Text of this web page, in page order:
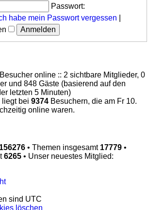
Passwort:
habe mein Passwort vergessen
Besucher online :: 2 sichtbare Mitglieder, 0
und 848 Gäste (basierend auf den
letzten 5 Minuten)
liegt bei 9374 Besuchern, die am Fr 10.
online waren.
156276 • Themen insgesamt 17779 •
6265 • Unser neuestes Mitglied:
sind UTC
löschen